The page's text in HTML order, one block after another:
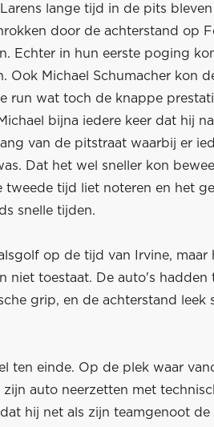
lange tijd in de pits
door de achterstand op
Echter in hun eerste poging
Ook Michael Schumacher kon
run wat toch de knappe
bijna iedere keer dat hij
van de pitstraat waarbij er
Dat het wel sneller kon
tijd liet noteren en het
snelle tijden.
op de tijd van Irvine, maar
niet toestaat. De auto's hadden
grip, en de achterstand leek
ten einde. Op de plek waar
auto neerzetten met
hij net als zijn teamgenoot de